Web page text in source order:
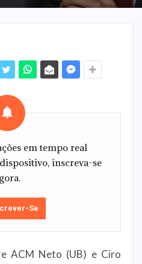
em tempo real
inscreva-se
Se
ACM Neto (UB) e Ciro